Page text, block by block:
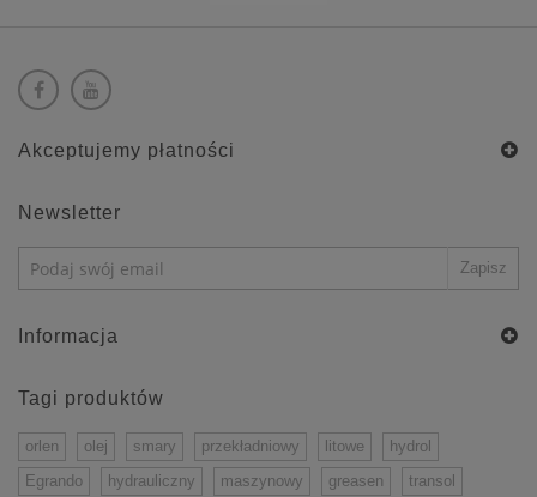
Akceptujemy płatności
Newsletter
Informacja
Tagi produktów
orlen olej smary przekładniowy litowe
hydrol
Egrando
hydrauliczny maszynowy greasen transol